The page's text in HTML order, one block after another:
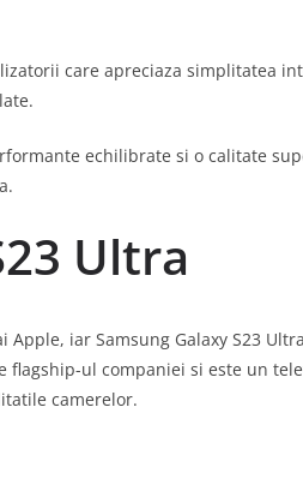
care apreciaza simplitatea
echilibrate si o calitate
Ultra
iar Samsung Galaxy S23
flagship-ul companiei si este un
camerelor.